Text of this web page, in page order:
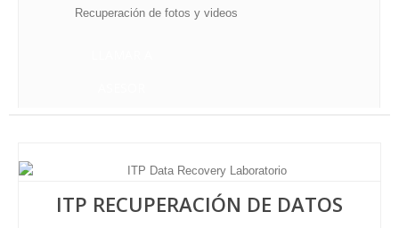
Recuperación de fotos y videos
ITP RECUPERACIÓN DE DATOS